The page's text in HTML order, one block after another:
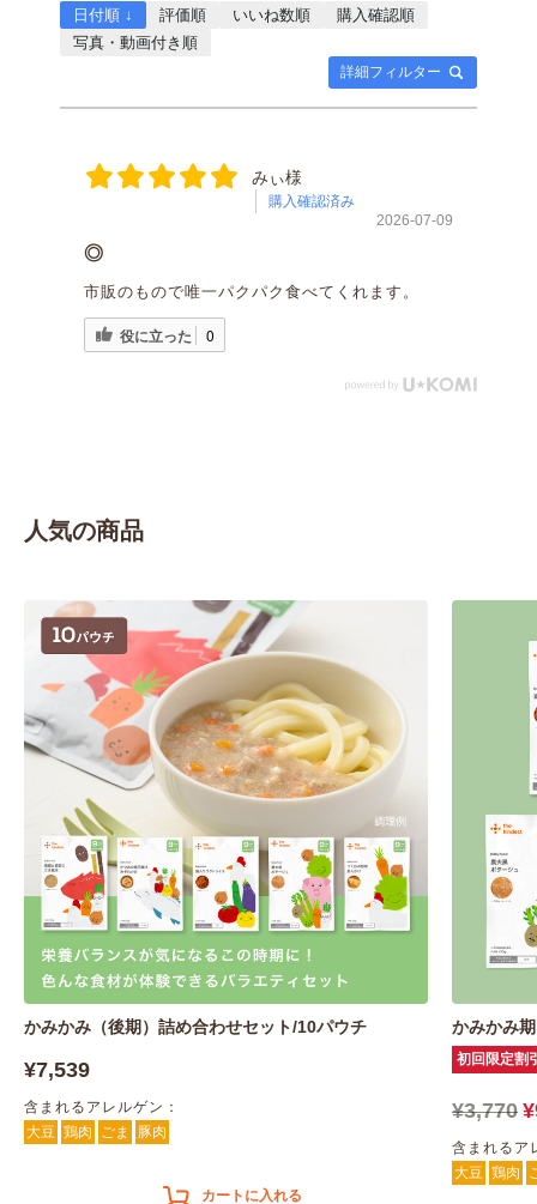
詳細フィルター
日付順 ↓ 評価順 いいね数順
購入確認順
写真・動画付き順
みぃ様
購入確認済み
2026-07-09
◎
市販のもので唯一パクパク食べてくれます。
役に立った 0
人気の商品
かみかみ（後期）詰め合わせセット/10パウチ
¥7,539
含まれるアレルゲン：
大豆 鶏肉 ごま 豚肉
カートに入れる
かみかみ
初回限定割
¥3,770
含まれるア
大豆 鶏肉